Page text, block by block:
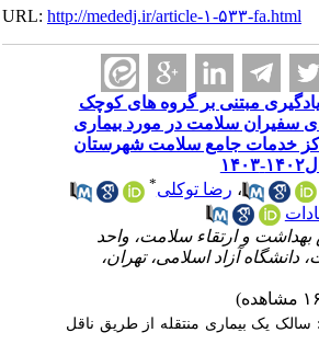
URL:http://mededj.ir/article-۱-۵۳۳-fa.html
مبتنی بر گروه های کوچک
سفیران سلامت در مورد بیماری
خدمات جامع سلامت شهرستان
،رضا توکلی
و ارتقاء سلامت، واحد
دانشگاه آزاد اسلامی، تهران،
یک بیماری منتقله از طریق ناقل